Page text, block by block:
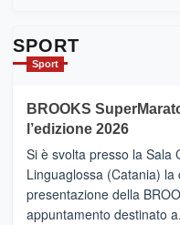
con
la
Al
via
i
collegamenti
SPORT
Sport
BROOKS
l’edizione 2026
Si è svolta presso la Sala
Linguaglossa (Catania)
presentazione della
appuntamento destinato